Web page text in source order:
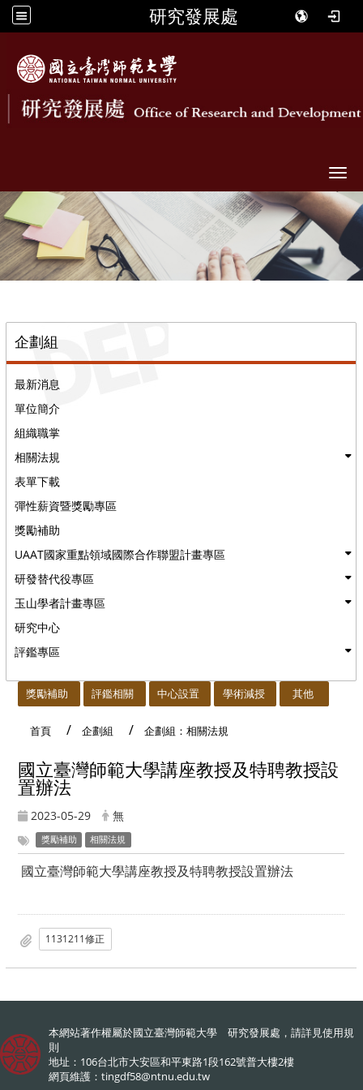
研究發展處
企劃組
最新消息
單位簡介
組織職掌
相關法規
表單下載
彈性薪資暨獎勵專區
獎勵補助
UAAT國家重點領域國際合作聯盟計畫專區
研發替代役專區
玉山學者計畫專區
研究中心
評鑑專區
獎勵補助 評鑑相關 中心設置 學術減授 其他
首頁 企劃組 企劃組：相關法規
國立臺灣師範大學講座教授及特聘教授設
置辦法
2023-05-29 無
獎勵補助 相關法規
國立臺灣師範大學講座教授及特聘教授設置辦法
1131211修正
本網站著作權屬於國立臺灣師範大學 研究發展處，請詳見使用規
則
地址：106台北市大安區和平東路1段162號普大樓2樓
網頁維護： tingdf58@ntnu.edu.tw